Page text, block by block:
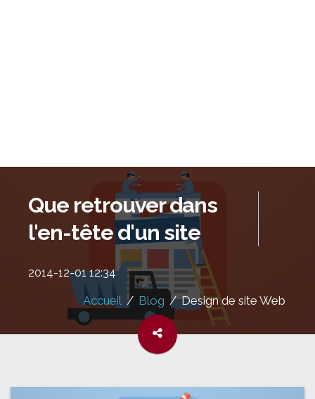
Que retrouver dans
l'en-tête d'un site
2014-12-01 12:34
Accueil / Blog / Design de site Web